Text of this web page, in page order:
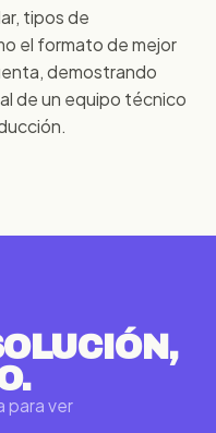
tipos de
el formato de mejor
demostrando
de un equipo técnico
para ver